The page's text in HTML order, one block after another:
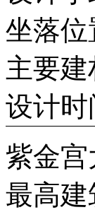
坐落位
主要
设计时
紫金
最高